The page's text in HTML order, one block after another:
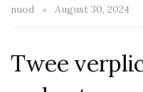
nuod August 30, 2024
Twee